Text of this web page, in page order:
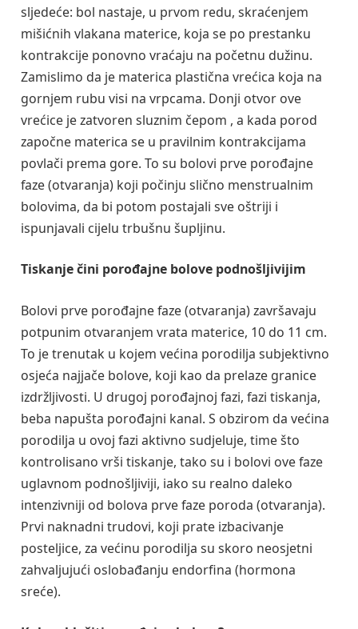
sljedeće: bol nastaje, u prvom redu, skraćenjem
mišićnih vlakana materice, koja se po prestanku
kontrakcije ponovno vraćaju na početnu dužinu.
Zamislimo da je materica plastična vrećica koja na
gornjem rubu visi na vrpcama. Donji otvor ove
vrećice je zatvoren sluznim čepom , a kada porod
započne materica se u pravilnim kontrakcijama
povlači prema gore. To su bolovi prve porođajne
faze (otvaranja) koji počinju slično menstrualnim
bolovima, da bi potom postajali sve oštriji i
ispunjavali cijelu trbušnu šupljinu.
Tiskanje čini porođajne bolove podnošljivijim
Bolovi prve porođajne faze (otvaranja) završavaju
potpunim otvaranjem vrata materice, 10 do 11 cm.
To je trenutak u kojem većina porodilja subjektivno
osjeća najjače bolove, koji kao da prelaze granice
izdržljivosti. U drugoj porođajnoj fazi, fazi tiskanja,
beba napušta porođajni kanal. S obzirom da većina
porodilja u ovoj fazi aktivno sudjeluje, time što
kontrolisano vrši tiskanje, tako su i bolovi ove faze
uglavnom podnošljiviji, iako su realno daleko
intenzivniji od bolova prve faze poroda (otvaranja).
Prvi naknadni trudovi, koji prate izbacivanje
posteljice, za većinu porodilja su skoro neosjetni
zahvaljujući oslobađanju endorfina (hormona
sreće).